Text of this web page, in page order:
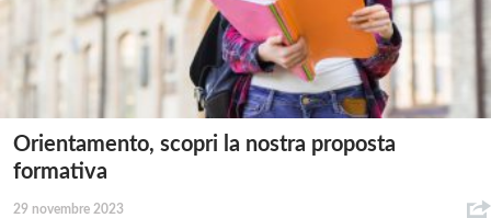
Orientamento, scopri la nostra proposta
formativa
29 novembre 2023